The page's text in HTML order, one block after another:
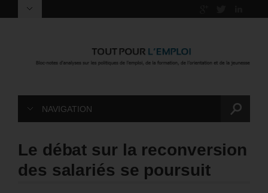
NAVIGATION
Le débat sur la reconversion
des salariés se poursuit